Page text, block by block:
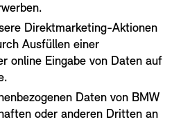
Direktmarketing-Aktionen
Ausfüllen einer
online Eingabe von Daten auf
Daten von BMW
oder anderen Dritten an